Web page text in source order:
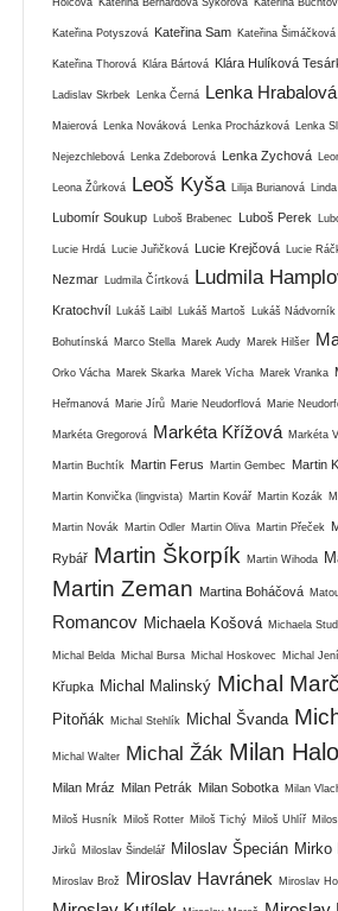
Kateřina Potyszová Kateřina Sam Kateřina Šimáčková
Kateřina Thorová Klára Bártová Klára Hulíková
Ladislav Skrbek Lenka Černá Lenka Hrabalová
Maierová Lenka Nováková Lenka Procházková Lenka
Nejezchlebová Lenka Zdeborová Lenka Zychová
Leona Žůrková Leoš Kyša Lilija Burianová
Lubomír Soukup Luboš Brabenec Luboš Perek
Lucie Hrdá Lucie Juřičková Lucie Krejčová Lucie
Nezmar Ludmila Čírtková Ludmila
Kratochvíl Lukáš Laibl Lukáš Martoš Lukáš Nádvorník
Bohutínská Marco Stella Marek Audy Marek Hilšer
Orko Vácha Marek Skarka Marek Vícha Marek Vranka
Heřmanová Marie Jírů Marie Neudorflová Marie
Markéta Gregorová Markéta Křížová Markéta
Martin Buchtík Martin Ferus Martin Gembec Martin
Martin Konvička (lingvista) Martin Kovář Martin Kozák
Martin Novák Martin Odler Martin Oliva Martin Přeček
Rybář Martin Škorpík Martin Wihoda
Martin Zeman Martina Boháčová
Romancov Michaela Košová Michaela
Michal Belda Michal Bursa Michal Hoskovec Michal
Křupka Michal Malinský Michal
Pitoňák
Michal Stehlík Michal Švanda
Michal Walter Michal Žák Milan
Milan Mráz Milan Petrák Milan Sobotka Milan
Miloš Husník Miloš Rotter Miloš Tichý Miloš Uhlíř
Jirků Miloslav Šindelář Miloslav Špecián Mirko
Miroslav Brož Miroslav Havránek Miroslav